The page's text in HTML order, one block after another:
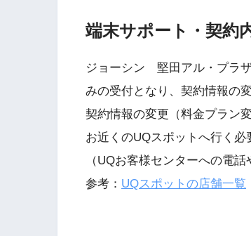
端末サポート・契約
ジョーシン 堅田アル・プラ
みの受付となり、契約情報の
契約情報の変更（料金プラン
お近くのUQスポットへ行く必
（UQお客様センターへの電話
参考： UQスポットの店舗一覧